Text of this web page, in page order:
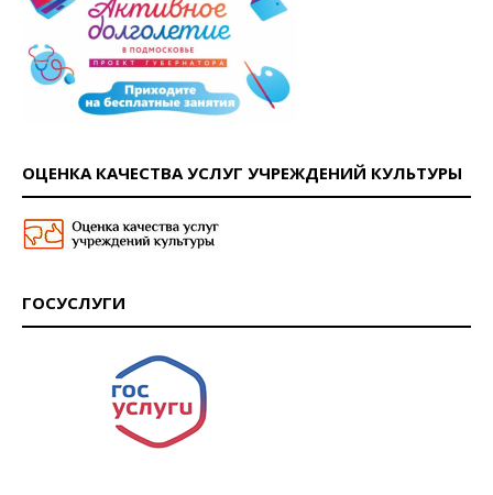
ОЦЕНКА КАЧЕСТВА УСЛУГ УЧРЕЖДЕНИЙ КУЛЬТУРЫ
ГОСУСЛУГИ